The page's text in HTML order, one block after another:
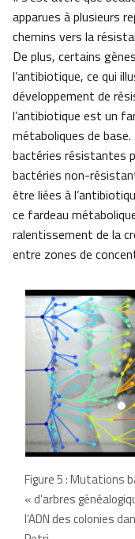
apparues à plusieurs
chemins vers la
De plus, certains
l’antibiotique, ce qui
développement de
l’antibiotique est un
métaboliques de base.
bactéries résistantes
bactéries non-
être liées à
ce fardeau
ralentissement de la
entre zones de
Figure 5 : Mutations
« d’arbres
l’ADN des colonies